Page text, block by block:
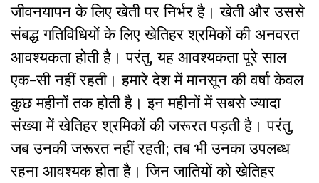
जीवनयापन के लिए खेती पर निर्भर है। खेती और उससे
संबद्ध गतिविधियों के लिए खेतिहर श्रमिकों की अनवरत
आवश्यकता होती है। परंतु, यह आवश्यकता पूरे साल
एक-सी नहीं रहती। हमारे देश में मानसून की वर्षा केवल
कुछ महीनों तक होती है। इन महीनों में सबसे ज्यादा
संख्या में खेतिहर श्रमिकों की जरूरत पड़ती है। परंतु,
जब उनकी जरूरत नहीं रहती; तब भी उनका उपलब्ध
रहना आवश्यक होता है। जिन जातियों को खेतिहर